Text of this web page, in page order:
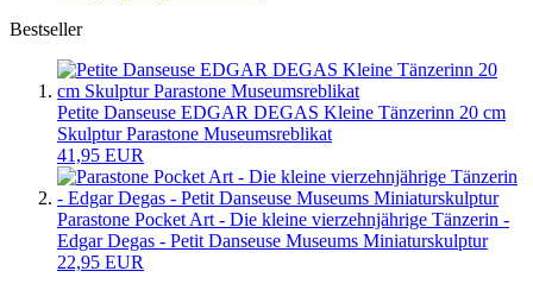
Bestseller
Petite Danseuse EDGAR DEGAS Kleine Tänzerinn 20 cm
Skulptur Parastone Museumsreblikat
41,95 EUR
Parastone Pocket Art - Die kleine vierzehnjährige Tänzerin -
Edgar Degas - Petit Danseuse Museums Miniaturskulptur
22,95 EUR